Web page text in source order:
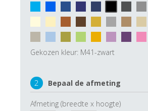
Gekozen kleur: M41-zwart
2 Bepaal de afmeting
Afmeting (breedte x hoogte)